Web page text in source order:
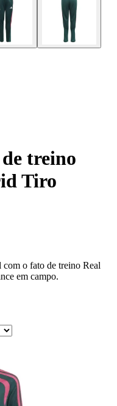
treino
Tiro
o fato de treino Real
em campo.